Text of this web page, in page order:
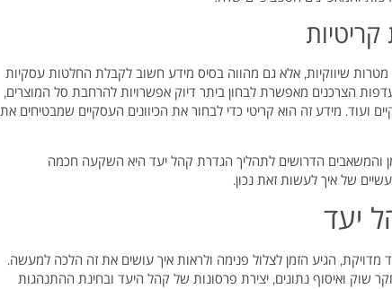
שיווקיות, אלא גם מהווה בסיס מידע חשוב לקבלת החלטות עסקיות
הצרכנים מאפשרת לבחון ביתר דיוק אפשרויות להרחבת סל המוצרים,
ועוד. מידע זה הוא קריטי כדי לבחור את הכיוונים העסקיים שמבטיחים את
והמשאבים הדרושים לתהליך הגדרת קהל יעד היא השקעה חכמה
של איך לעשות זאת נכון.
יעד
הגיע הזמן לצלול פנימה ולראות איך עושים את זה הלכה למעשה.
שוק ואיסוף נתונים, יצירת פרסונות של קהל היעד ובחינת ההתנהגות